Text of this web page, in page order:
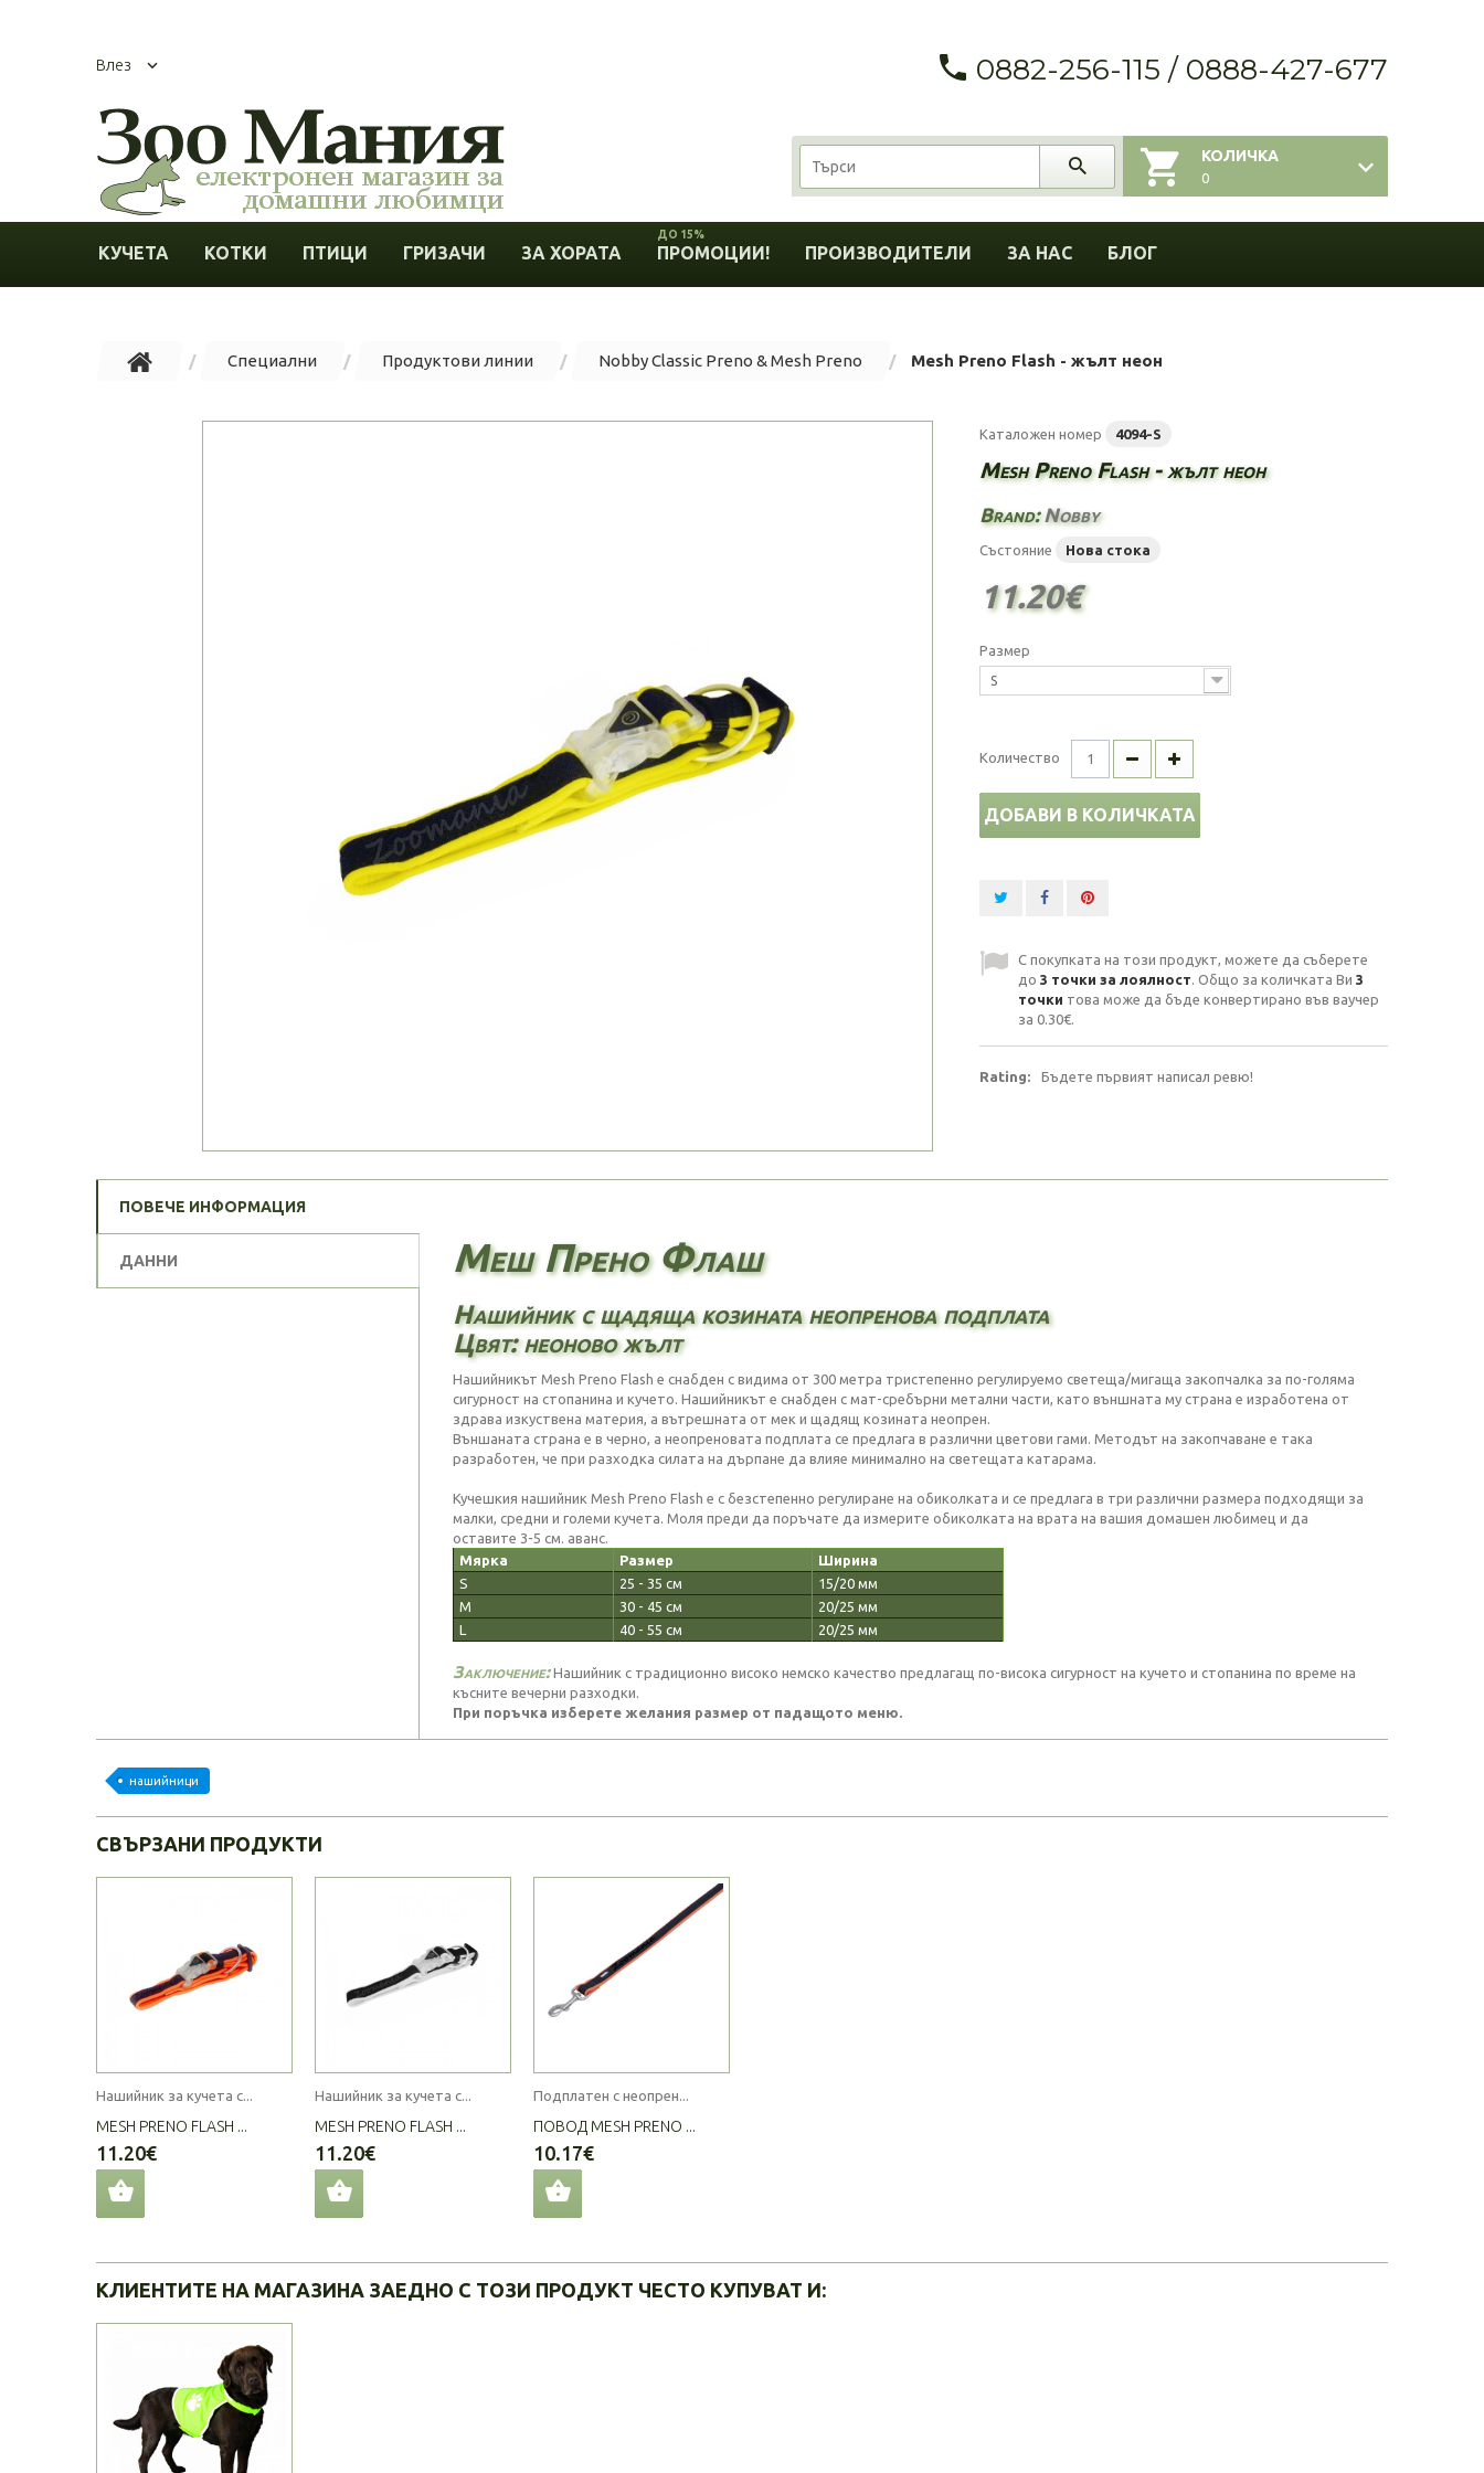
Влез 0882-256-115 / 0888-427-677
КОЛИЧКА
0
КУЧЕТА КОТКИ ПТИЦИ ГРИЗАЧИ ЗА ХОРАТА ПРОМОЦИИ!
ДО 15%
ПРОИЗВОДИТЕЛИ ЗА НАС БЛОГ
Специални Продуктови линии Nobby Classic Preno & Mesh Preno Mesh Preno Flash - жълт неон
Каталожен номер 4094-S
Mesh Preno Flash - жълт неон
Brand:Nobby
Състояние Нова стока
11.20€
Размер
S
Количество
ДОБАВИ В КОЛИЧКАТА
С покупката на този продукт, можете да съберете
до 3 точки за лоялност. Общо за количката Ви 3
точки това може да бъде конвертирано във ваучер
за 0.30€.
Rating: Бъдете първият написал ревю!
ПОВЕЧЕ ИНФОРМАЦИЯ
ДАННИ Меш Прено Флаш
Нашийник с щадяща козината неопренова подплата
Цвят: неоново жълт
Нашийникът Mesh Preno Flash е снабден с видима от 300 метра тристепенно регулируемо светеща/мигаща закопчалка за по-голяма
сигурност на стопанина и кучето. Нашийникът е снабден с мат-сребърни метални части, като външната му страна е изработена от
здрава изкуствена материя, а вътрешната от мек и щадящ козината неопрен.
Външаната страна е в черно, а неопреновата подплата се предлага в различни цветови гами. Методът на закопчаване е така
разработен, че при разходка силата на дърпане да влияе минимално на светещата катарама.
Кучешкия нашийник Mesh Preno Flash е с безстепенно регулиране на обиколката и се предлага в три различни размера подходящи за
малки, средни и големи кучета. Моля преди да поръчате да измерите обиколката на врата на вашия домашен любимец и да
оставите 3-5 см. аванс.
Мярка
Размер
Ширина
S
25 - 35 см
15/20 мм
M
30 - 45 см
20/25 мм
L
40 - 55 см 20/25 мм
Заключение:Нашийник с традиционно високо немско качество предлагащ по-висока сигурност на кучето и стопанина по време на
късните вечерни разходки.
При поръчка изберете желания размер от падащото меню.
нашийници
СВЪРЗАНИ ПРОДУКТИ
Нашийник за кучета с...
MESH PRENO FLASH ...
11.20€
Нашийник за кучета с...
MESH PRENO FLASH ...
11.20€
Подплатен с неопрен...
ПОВОД MESH PRENO ...
10.17€
КЛИЕНТИТЕ НА МАГАЗИНА ЗАЕДНО С ТОЗИ ПРОДУКТ ЧЕСТО КУПУВАТ И: